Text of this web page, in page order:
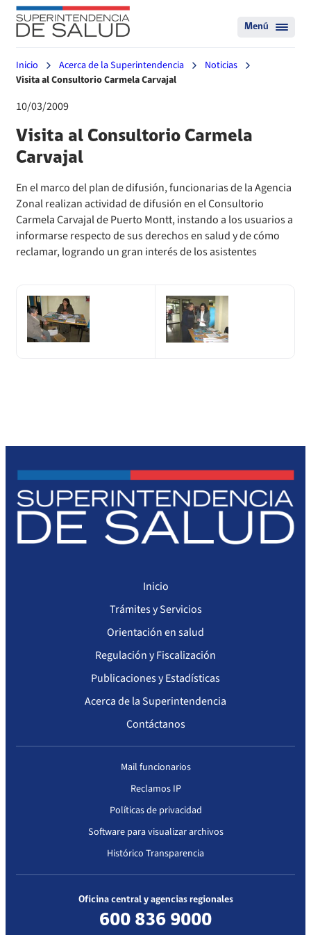
Menú
Inicio Acerca de la Superintendencia
Noticias
Visita al Consultorio Carmela Carvajal
10/03/2009
Visita al Consultorio Carmela
Carvajal
En el marco del plan de difusión, funcionarias de la Agencia
Zonal realizan actividad de difusión en el Consultorio
Carmela Carvajal de Puerto Montt, instando a los usuarios a
informarse respecto de sus derechos en salud y de cómo
reclamar, logrando un gran interés de los asistentes
Inicio
Trámites y Servicios
Orientación en salud
Regulación y Fiscalización
Publicaciones y Estadísticas
Acerca de la Superintendencia
Contáctanos
Mail funcionarios
Reclamos IP
Políticas de privacidad
Software para visualizar archivos
Histórico Transparencia
Oficina central y agencias regionales
600 836 9000